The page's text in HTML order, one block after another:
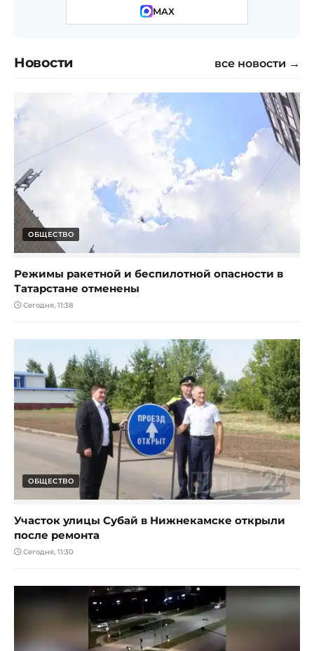
MAX
Новости все новости →
ОБЩЕСТВО
Режимы ракетной и беспилотной опасности в
Татарстане отменены
Сегодня, 11:38
ОБЩЕСТВО
Участок улицы Субай в Нижнекамске открыли
после ремонта
Сегодня, 11:30